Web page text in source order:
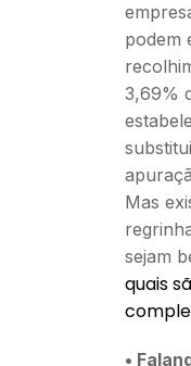
podem
3,69%
Mas
sejam
quais
•